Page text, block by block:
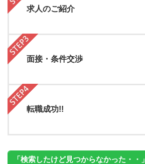
求人のご紹介
面接・条件交渉
転職成功!!
「検索したけど見つからなかった・・」